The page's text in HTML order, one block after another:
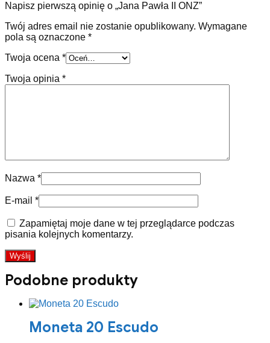
Napisz pierwszą opinię o „Jana Pawła II ONZ”
Twój adres email nie zostanie opublikowany. Wymagane
pola są oznaczone *
Twoja ocena *
Twoja opinia *
Nazwa *
E-mail *
Zapamiętaj moje dane w tej przeglądarce podczas
pisania kolejnych komentarzy.
Podobne produkty
Moneta 20 Escudo